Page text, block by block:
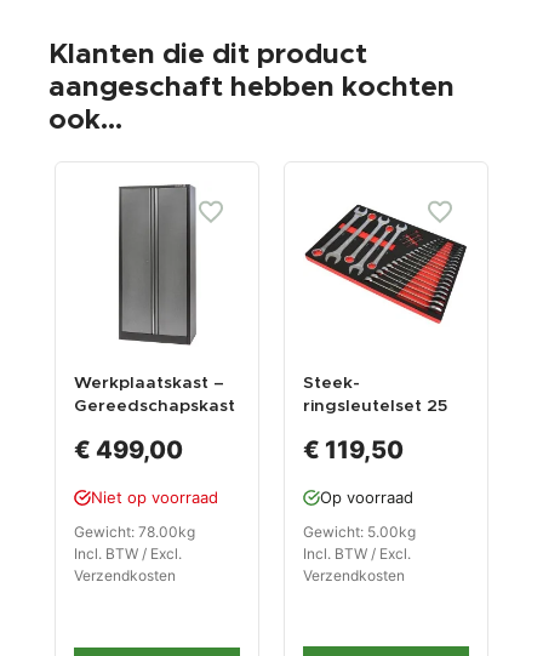
Klanten die dit product
aangeschaft hebben kochten
ook...
Werkplaatskast –
Gereedschapskast
werkplaats 91,5 x
€ 499,00
Niet op voorraad
Gewicht: 78.00kg
Incl. BTW / Excl.
Verzendkosten
Steek-
ringsleutelset 25
€ 119,50
Op voorraad
Gewicht: 5.00kg
Incl. BTW / Excl.
Verzendkosten